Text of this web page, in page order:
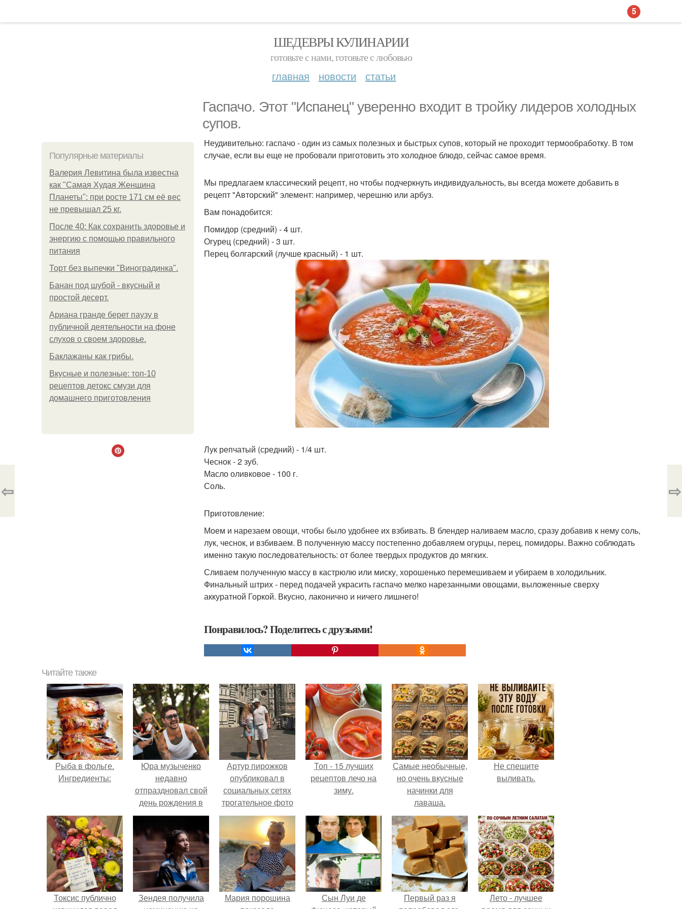
ШЕДЕВРЫ КУЛИНАРИИ
готовьте с нами, готовьте с любовью
главная новости статьи
Гаспачо. Этот "Испанец" уверенно входит в тройку лидеров холодных
супов.
Популярные материалы
Валерия Левитина была известна
как "Самая Худая Женщина
Планеты": при росте 171 см её вес
не превышал 25 кг.
После 40: Как сохранить здоровье и
энергию с помощью правильного
питания
Торт без выпечки "Виноградинка".
Банан под шубой - вкусный и
простой десерт.
Ариана гранде берет паузу в
публичной деятельности на фоне
слухов о своем здоровье.
Баклажаны как грибы.
Вкусные и полезные: топ-10
рецептов детокс смузи для
домашнего приготовления
Неудивительно: гаспачо - один из самых полезных и быстрых супов, который не проходит термообработку. В том
случае, если вы еще не пробовали приготовить это холодное блюдо, сейчас самое время.
Мы предлагаем классический рецепт, но чтобы подчеркнуть индивидуальность, вы всегда можете добавить в
рецепт "Авторский" элемент: например, черешню или арбуз.
Вам понадобится:
Помидор (средний) - 4 шт.
Огурец (средний) - 3 шт.
Перец болгарский (лучше красный) - 1 шт.
Лук репчатый (средний) - 1/4 шт.
Чеснок - 2 зуб.
Масло оливковое - 100 г.
Соль.
Приготовление:
Моем и нарезаем овощи, чтобы было удобнее их взбивать. В блендер наливаем масло, сразу добавив к нему соль,
лук, чеснок, и взбиваем. В полученную массу постепенно добавляем огурцы, перец, помидоры. Важно соблюдать
именно такую последовательность: от более твердых продуктов до мягких.
Сливаем полученную массу в кастрюлю или миску, хорошенько перемешиваем и убираем в холодильник.
Финальный штрих - перед подачей украсить гаспачо мелко нарезанными овощами, выложенные сверху
аккуратной Горкой. Вкусно, лаконично и ничего лишнего!
Понравилось? Поделитесь с друзьями!
⇦ ⇨
Читайте также
Рыба в фольге.
Ингредиенты:
Юра музыченко
недавно
отпраздновал свой
день рождения в
кругу самых
близких и родных
людей.
Артур пирожков
опубликовал в
социальных сетях
трогательное фото
с супругой
Анжеликой,
сделанное во
время их недавнего
путешествия в
Италию.
Топ - 15 лучших
рецептов лечо на
зиму.
Самые необычные,
но очень вкусные
начинки для
лаваша.
Не спешите
выливать.
Токсис публично
Зендея получила
Мария порошина
Сын Луи де
Первый раз я
Лето - лучшее
5